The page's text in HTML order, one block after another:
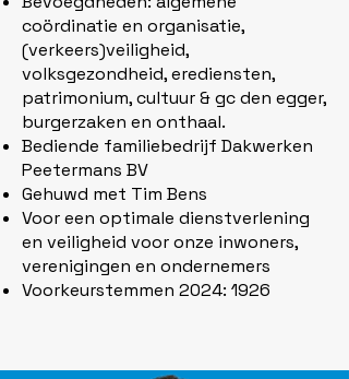
coördinatie en organisatie,
(verkeers)veiligheid,
volksgezondheid, erediensten,
patrimonium, cultuur & gc den egger,
burgerzaken en onthaal.
Bediende familiebedrijf Dakwerken
Peetermans BV
Gehuwd met Tim Bens
Voor een optimale dienstverlening
en veiligheid voor onze inwoners,
verenigingen en ondernemers
Voorkeurstemmen 2024: 1926